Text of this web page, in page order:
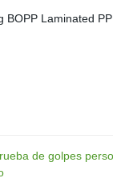
de golpes